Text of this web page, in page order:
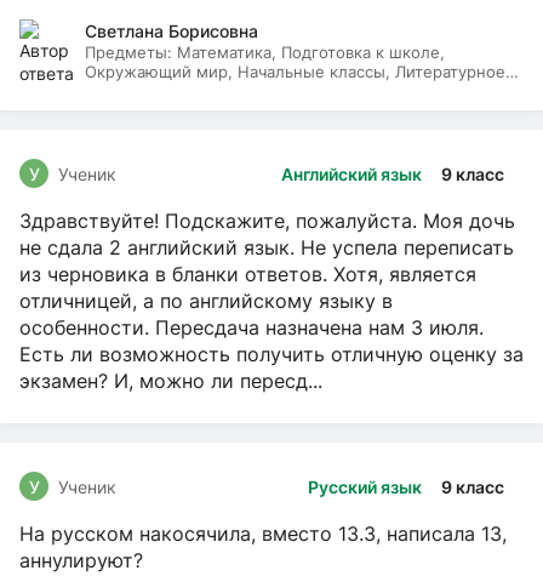
Светлана Борисовна
Предметы: Математика, Подготовка к школе,
Окружающий мир, Начальные классы, Литературное
Английский язык 9 класс
У Ученик
Здравствуйте! Подскажите, пожалуйста. Моя дочь
не сдала 2 английский язык. Не успела переписать
из черновика в бланки ответов. Хотя, является
отличницей, а по английскому языку в
особенности. Пересдача назначена нам 3 июля.
Есть ли возможность получить отличную оценку за
экзамен? И, можно ли пересд...
Русский язык 9 класс
У Ученик
На русском накосячила, вместо 13.3, написала 13,
аннулируют?